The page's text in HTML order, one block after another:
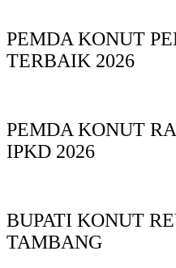
PEMDA KONUT
TERBAIK 2026
PEMDA KONUT
IPKD 2026
BUPATI KONUT
TAMBANG